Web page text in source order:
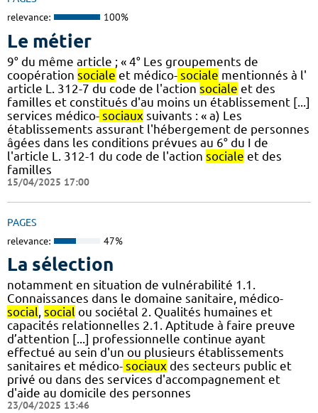
relevance: 100%
Le métier
9° du même article ; « 4° Les groupements de
coopération sociale et médico- sociale mentionnés à l'
article L. 312-7 du code de l'action sociale et des
familles et constitués d'au moins un établissement [...]
services médico- sociaux suivants : « a) Les
établissements assurant l'hébergement de personnes
âgées dans les conditions prévues au 6° du I de
l'article L. 312-1 du code de l'action sociale et des
familles
15/04/2025 17:00
PAGES
relevance: 47%
La sélection
notamment en situation de vulnérabilité 1.1.
Connaissances dans le domaine sanitaire, médico-
social, social ou sociétal 2. Qualités humaines et
capacités relationnelles 2.1. Aptitude à faire preuve
d’attention [...] professionnelle continue ayant
effectué au sein d'un ou plusieurs établissements
sanitaires et médico- sociaux des secteurs public et
privé ou dans des services d'accompagnement et
d'aide au domicile des personnes
23/04/2025 13:46